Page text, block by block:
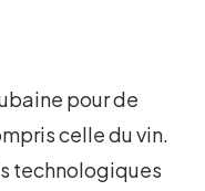
pour de
celle du vin.
technologiques